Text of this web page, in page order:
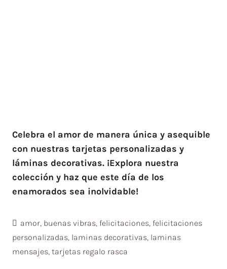
Celebra el amor de manera única y asequible
con nuestras tarjetas personalizadas y
láminas decorativas. ¡Explora nuestra
colección y haz que este día de los
enamorados sea inolvidable!
amor, buenas vibras,felicitaciones,felicitaciones
personalizadas, laminas decorativas, laminas
mensajes, tarjetas regalo rasca